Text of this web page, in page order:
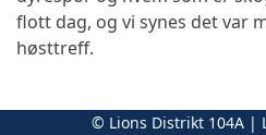
flott dag, og vi synes det var
høsttreff.
Stina Sveen© Lions Distrikt 104A |